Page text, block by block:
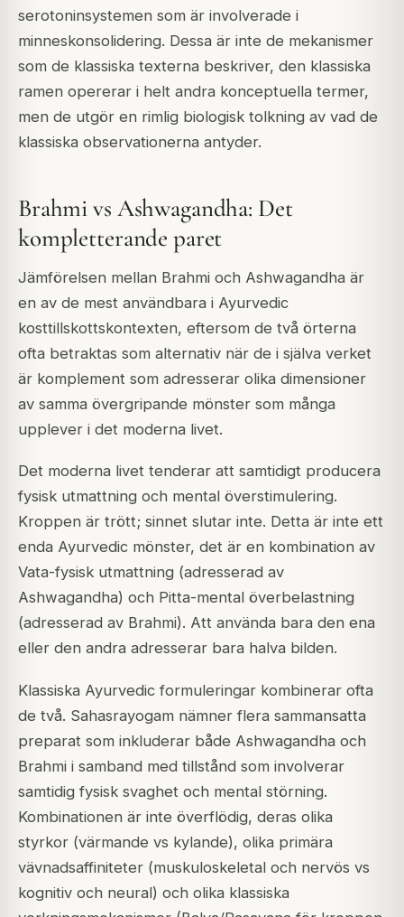
serotoninsystemen som är involverade i
minneskonsolidering. Dessa är inte de mekanismer
som de klassiska texterna beskriver, den klassiska
ramen opererar i helt andra konceptuella termer,
men de utgör en rimlig biologisk tolkning av vad de
klassiska observationerna antyder.
Brahmi vs Ashwagandha: Det
kompletterande paret
Jämförelsen mellan Brahmi och Ashwagandha är
en av de mest användbara i Ayurvedic
kosttillskottskontexten, eftersom de två örterna
ofta betraktas som alternativ när de i själva verket
är komplement som adresserar olika dimensioner
av samma övergripande mönster som många
upplever i det moderna livet.
Det moderna livet tenderar att samtidigt producera
fysisk utmattning och mental överstimulering.
Kroppen är trött; sinnet slutar inte. Detta är inte ett
enda Ayurvedic mönster, det är en kombination av
Vata-fysisk utmattning (adresserad av
Ashwagandha) och Pitta-mental överbelastning
(adresserad av Brahmi). Att använda bara den ena
eller den andra adresserar bara halva bilden.
Klassiska Ayurvedic formuleringar kombinerar ofta
de två. Sahasrayogam nämner flera sammansatta
preparat som inkluderar både Ashwagandha och
Brahmi i samband med tillstånd som involverar
samtidig fysisk svaghet och mental störning.
Kombinationen är inte överflödig, deras olika
styrkor (värmande vs kylande), olika primära
vävnadsaffiniteter (muskuloskeletal och nervös vs
kognitiv och neural) och olika klassiska